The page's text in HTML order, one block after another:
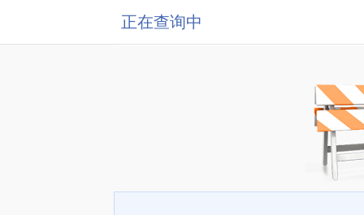
正在查询中